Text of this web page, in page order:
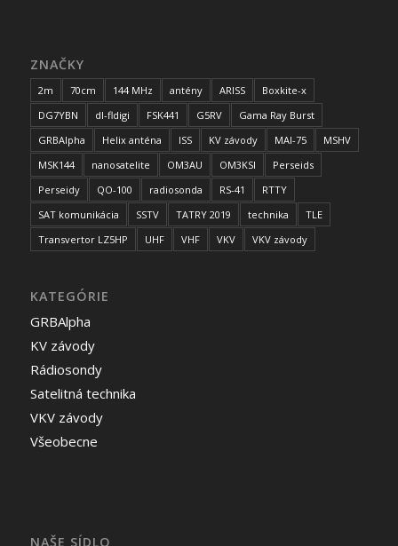
ZNAČKY
2m 70cm 144 MHz antény ARISS
Boxkite-x
DG7YBN
dl-fldigi FSK441 G5RV
Gama Ray Burst
GRBAlpha
Helix anténa ISS KV závody MAI-75
MSHV
MSK144
nanosatelite OM3AU OM3KSI
Perseids
Perseidy
QO-100 radiosonda RS-41
RTTY
SAT komunikácia
SSTV TATRY 2019 technika
TLE
Transvertor LZ5HP
UHF VHF VKV VKV závody
KATEGÓRIE
GRBAlpha
KV závody
Rádiosondy
Satelitná technika
VKV závody
Všeobecne
NAŠE SÍDLO